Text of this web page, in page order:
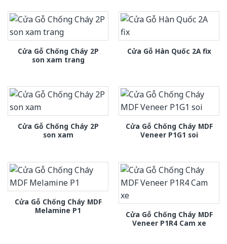
Cửa Gỗ Chống Cháy 2P
son xam trang
Cửa Gỗ Hàn Quốc 2A fix
Cửa Gỗ Chống Cháy 2P
son xam
Cửa Gỗ Chống Cháy MDF
Veneer P1G1 soi
Cửa Gỗ Chống Cháy MDF
Melamine P1
Cửa Gỗ Chống Cháy MDF
Veneer P1R4 Cam xe